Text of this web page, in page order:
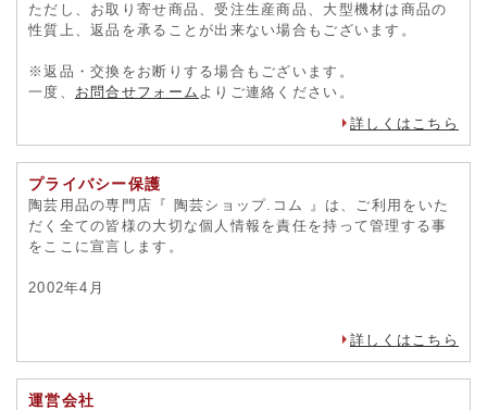
ただし、お取り寄せ商品、受注生産商品、大型機材は商品の
性質上、返品を承ることが出来ない場合もございます。
※返品・交換をお断りする場合もございます。
一度、 お問合せフォーム よりご連絡ください。
詳しくはこちら
プライバシー保護
陶芸用品の専門店『 陶芸ショップ.コム 』は、ご利用をいた
だく全ての皆様の大切な個人情報を責任を持って管理する事
をここに宣言します。
2002年4月
詳しくはこちら
運営会社